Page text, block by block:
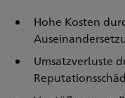
Hohe Kosten
Umsatzverluste